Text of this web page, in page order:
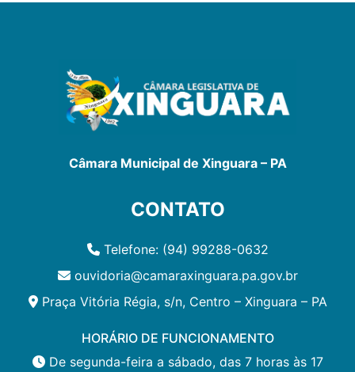
Câmara Municipal de Xinguara – PA
CONTATO
Telefone: (94) 99288-0632
ouvidoria@camaraxinguara.pa.gov.br
Praça Vitória Régia, s/n, Centro – Xinguara – PA
HORÁRIO DE FUNCIONAMENTO
De segunda-feira a sábado, das 7 horas às 17